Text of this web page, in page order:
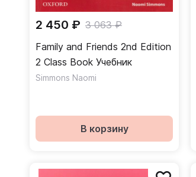
2 450 ₽ 3 063 ₽
Family and Friends 2nd Edition
2 Class Book Учебник
Simmons Naomi
В корзину